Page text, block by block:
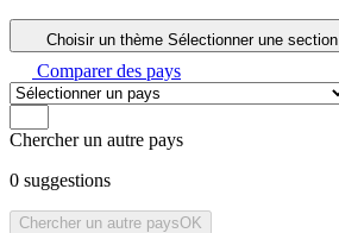
Choisir un thème Sélectionner une section
Comparer des pays
Chercher un autre pays
0 suggestions
Chercher un autre paysOK